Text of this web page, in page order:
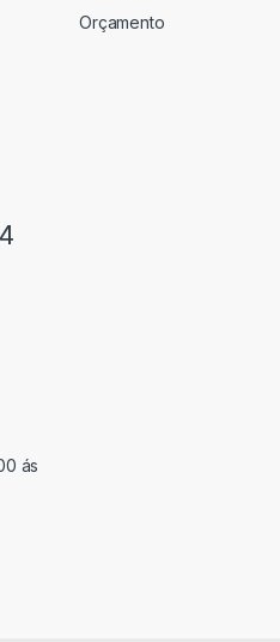
ás
Orçamento